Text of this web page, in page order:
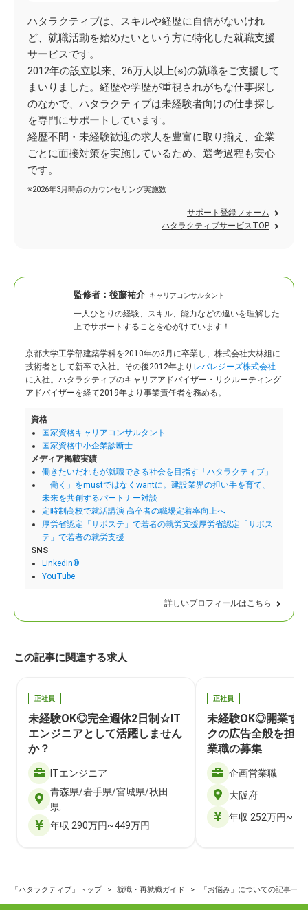
ハタラクティブは、スキルや経歴に自信がないけれ
ど、就職活動を始めたいという方に特化した就職支援
サービスです。
2012年の設立以来、26万人以上(※)の就職をご支援して
まいりました。経歴や学歴が重視されがちな仕事探し
のなかで、ハタラクティブは未経験者向けの仕事探し
を専門にサポートしています。
経歴不問・未経験歓迎の求人を豊富に取り揃え、企業
ごとに面接対策を実施しているため、選考過程も安心
です。
※2026年3月時点のカウンセリング実施数
サポート登録フォーム
ハタラクティブサービスTOP
監修者： 後藤祐介 キャリアコンサルタント
一人ひとりの経験、スキル、能力などの違いを理解した
上でサポートすることを心がけています！
京都大学工学部建築学科を2010年の3月に卒業し、株式会社大林組に
技術者として新卒で入社。 その後2012年より レバレジーズ株式会社
に入社。ハタラクティブのキャリアアドバイザー・リクルーティング
アドバイザーを経て2019年より事業責任者を務める。
資格
国家資格キャリアコンサルタント
国家資格中小企業診断士
メディア掲載実績
働きたいだれもが就職できる社会を目指す「ハタラクティブ」
「働く」をmustではなくwantに。建設業界の担い手を育て、
未来を共創するパートナー対談
定時制高校で就活講演 高卒者の職場定着率向上へ
厚労省認定「サポステ」で若者の就労支援厚労省認定「サポス
テ」で若者の就労支援
SNS
LinkedIn®
YouTube
詳しいプロフィールはこちら
この記事に関連する求人
正社員
未経験OK◎完全週休2日制☆IT
エンジニアとして活躍しません
か？
ITエンジニア
青森県/岩手県/宮城県/秋田
県…
年収 290万円~449万円
正社員
未経験OK◎開業す
クの広告全般を担
業職の募集
企画営業職
大阪府
年収 252万円
「ハタラクティブ」トップ 就職・再就職ガイド 「お悩み」についての記事一覧